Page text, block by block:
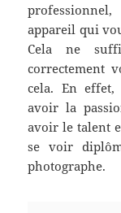
appareil qui
Cela ne
correctement
cela. En
avoir la
avoir le talent
se voir
photographe.